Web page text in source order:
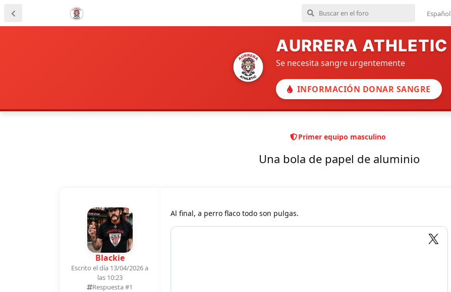
Español
AURRERA ATHLETIC
Se necesita sangre urgentemente
INFORMACIÓN DONAR SANGRE
Primer equipo masculino
Una bola de papel de aluminio
Blackie
Escrito el día 13/04/2026 a
las 10:23
Respuesta #1
Al final, a perro flaco todo son pulgas.